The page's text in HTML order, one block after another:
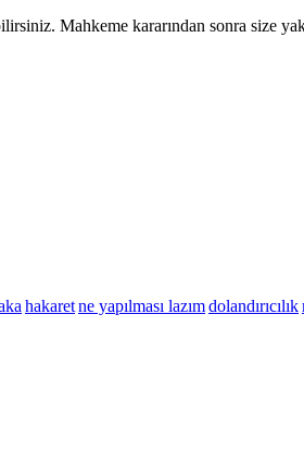
Mahkeme kararından sonra size
hakaretne yapılması lazımdolandırıcılık